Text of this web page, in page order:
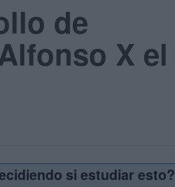
de
X el
si estudiar esto?